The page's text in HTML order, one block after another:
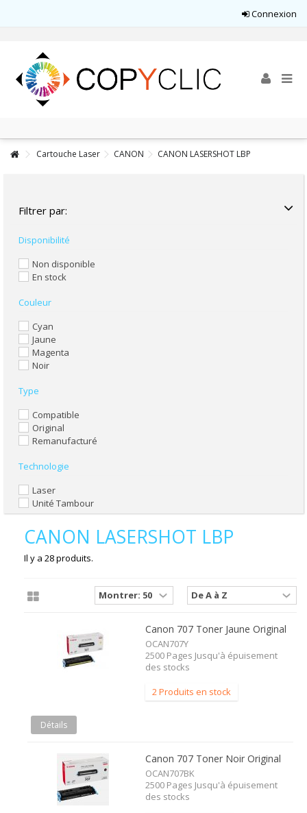
Connexion
Cartouche Laser CANON CANON LASERSHOT LBP
Filtrer par:
Disponibilité
Non disponible
En stock
Couleur
Cyan
Jaune
Magenta
Noir
Type
Compatible
Original
Remanufacturé
Technologie
Laser
Unité Tambour
CANON LASERSHOT LBP
Il y a 28 produits.
Canon 707 Toner Jaune Original
OCAN707Y
2500 Pages Jusqu'à épuisement
des stocks
2 Produits en stock
Détails
Canon 707 Toner Noir Original
OCAN707BK
2500 Pages Jusqu'à épuisement
des stocks